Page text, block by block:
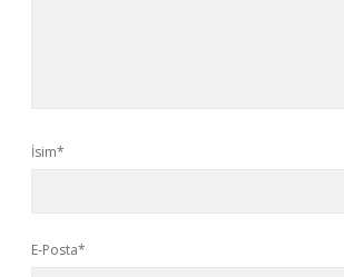
İsim*
E-Posta*